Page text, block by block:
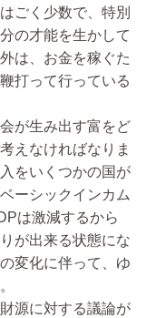
ごく少数で、特別
の才能を生かして
は、お金を稼ぐた
打って行っている
が生み出す富をど
えなければなりま
をいくつかの国が
ーシックインカム
は激減するから
が出来る状態にな
変化に伴って、ゆ
源に対する議論が